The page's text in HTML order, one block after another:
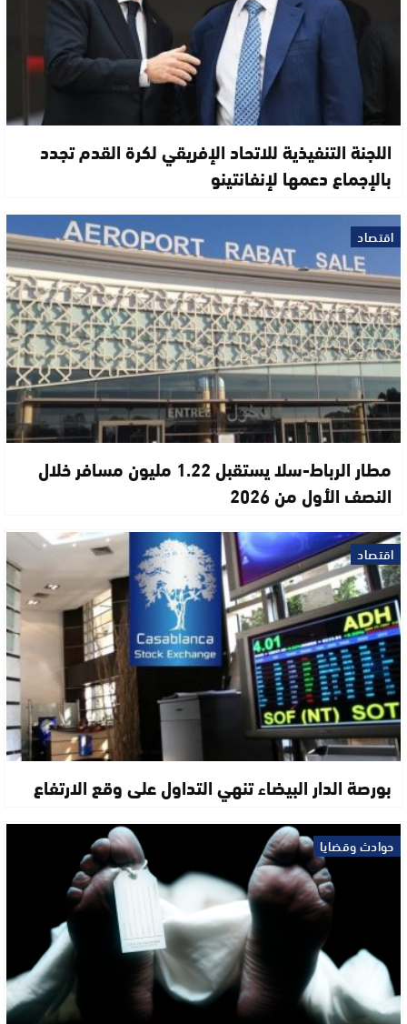
اللجنة التنفيذية للاتحاد الإفريقي لكرة القدم تجدد
بالإجماع دعمها لإنفانتينو
اقتصاد
مطار الرباط-سلا يستقبل 1.22 مليون مسافر خلال
النصف الأول من 2026
اقتصاد
بورصة الدار البيضاء تنهي التداول على وقع الارتفاع
حوادث وقضايا